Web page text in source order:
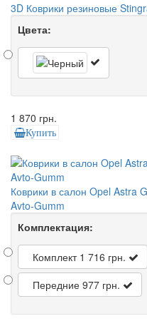
3D Коврики резиновые
Цвета:
1 870 грн.
Купить
Коврики в салон Opel Astra
Avto-Gumm
Комплектация:
Комплект 1 716 грн.
Передние 977 грн.